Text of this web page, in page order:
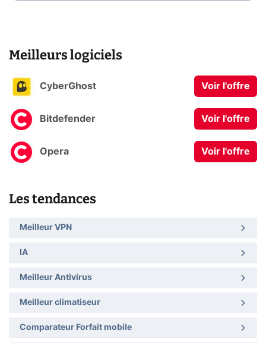
Meilleurs logiciels
CyberGhost Voir l'offre
Bitdefender Voir l'offre
Opera Voir l'offre
Les tendances
Meilleur VPN
IA
Meilleur Antivirus
Meilleur climatiseur
Comparateur Forfait mobile